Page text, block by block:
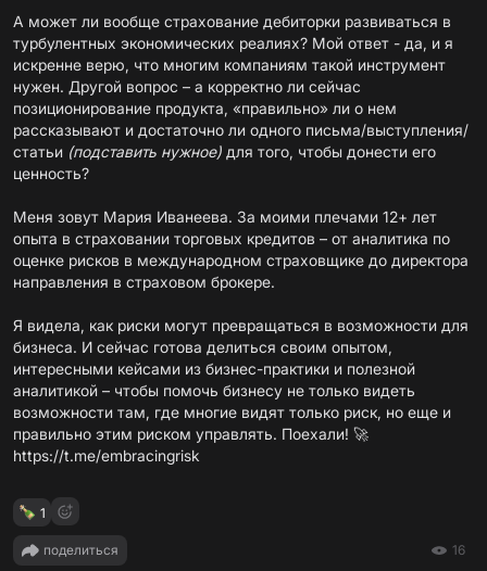
А может ли вообще страхование дебиторки развиваться в
турбулентных экономических реалиях? Мой ответ - да, и я
искренне верю, что многим компаниям такой инструмент
нужен. Другой вопрос – а корректно ли сейчас
позиционирование продукта, «правильно» ли о нем
рассказывают и достаточно ли одного письма/выступления/
статьи (подставить нужное) для того, чтобы донести его
ценность?
Меня зовут Мария Иванеева. За моими плечами 12+ лет
опыта в страховании торговых кредитов – от аналитика по
оценке рисков в международном страховщике до директора
направления в страховом брокере.
Я видела, как риски могут превращаться в возможности для
бизнеса. И сейчас готова делиться своим опытом,
интересными кейсами из бизнес-практики и полезной
аналитикой – чтобы помочь бизнесу не только видеть
возможности там, где многие видят только риск, но еще и
правильно этим риском управлять. Поехали! 🚀
https://t.me/embracingrisk
1
поделиться 16